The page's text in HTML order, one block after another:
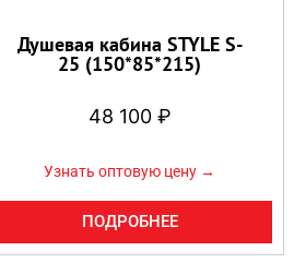
Душевая кабина STYLE S-
25 (150*85*215)
48 100 ₽
Узнать оптовую цену →
ПОДРОБНЕЕ